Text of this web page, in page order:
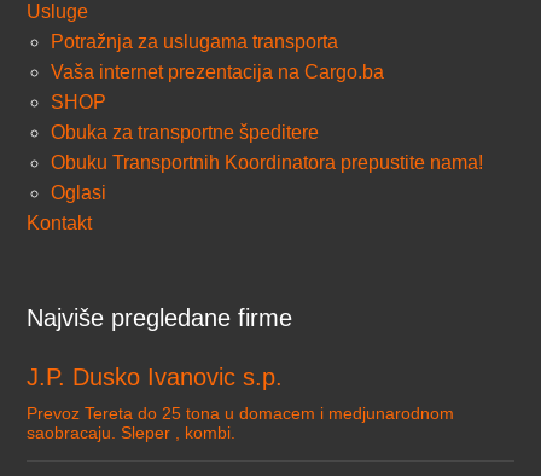
Usluge
Potražnja za uslugama transporta
Vaša internet prezentacija na Cargo.ba
SHOP
Obuka za transportne špeditere
Obuku Transportnih Koordinatora prepustite nama!
Oglasi
Kontakt
Najviše pregledane firme
J.P. Dusko Ivanovic s.p.
Prevoz Tereta do 25 tona u domacem i medjunarodnom
saobracaju. Sleper , kombi.